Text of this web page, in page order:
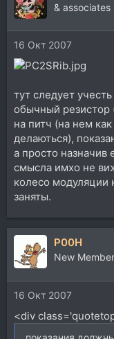
& associates
16 Окт 2007
тут следует
обычный резистор
на питч (на нем
делаються),
а просто назначив
смысла имхо не
колесо модуляции
заняты.
P00H
New Member
16 Окт 2007
<div